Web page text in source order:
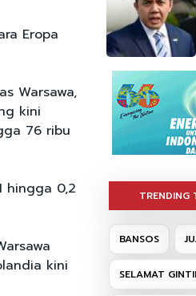
Eropa
Warsawa,
kini
76 ribu
hingga 0,2
kini
TRENDING
BANSOS
SELAMAT